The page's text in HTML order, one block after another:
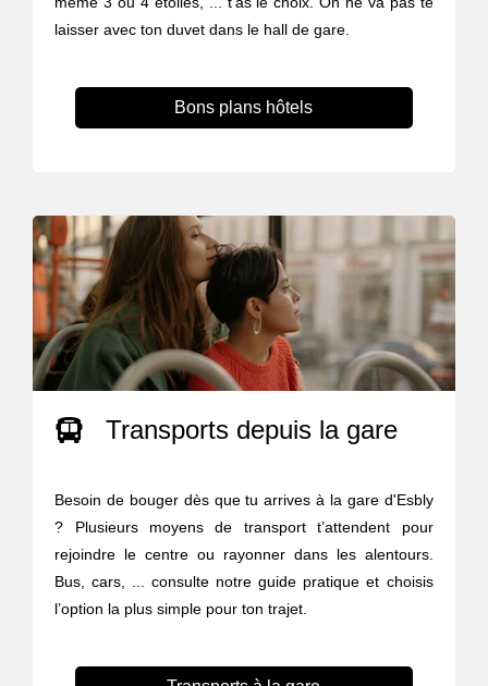
laisser avec ton duvet dans le hall de gare.
Bons plans hôtels
Transports depuis la gare
Besoin de bouger dès que tu arrives à la gare d'Esbly
? Plusieurs moyens de transport t’attendent pour
rejoindre le centre ou rayonner dans les alentours.
Bus, cars, ... consulte notre guide pratique et choisis
l’option la plus simple pour ton trajet.